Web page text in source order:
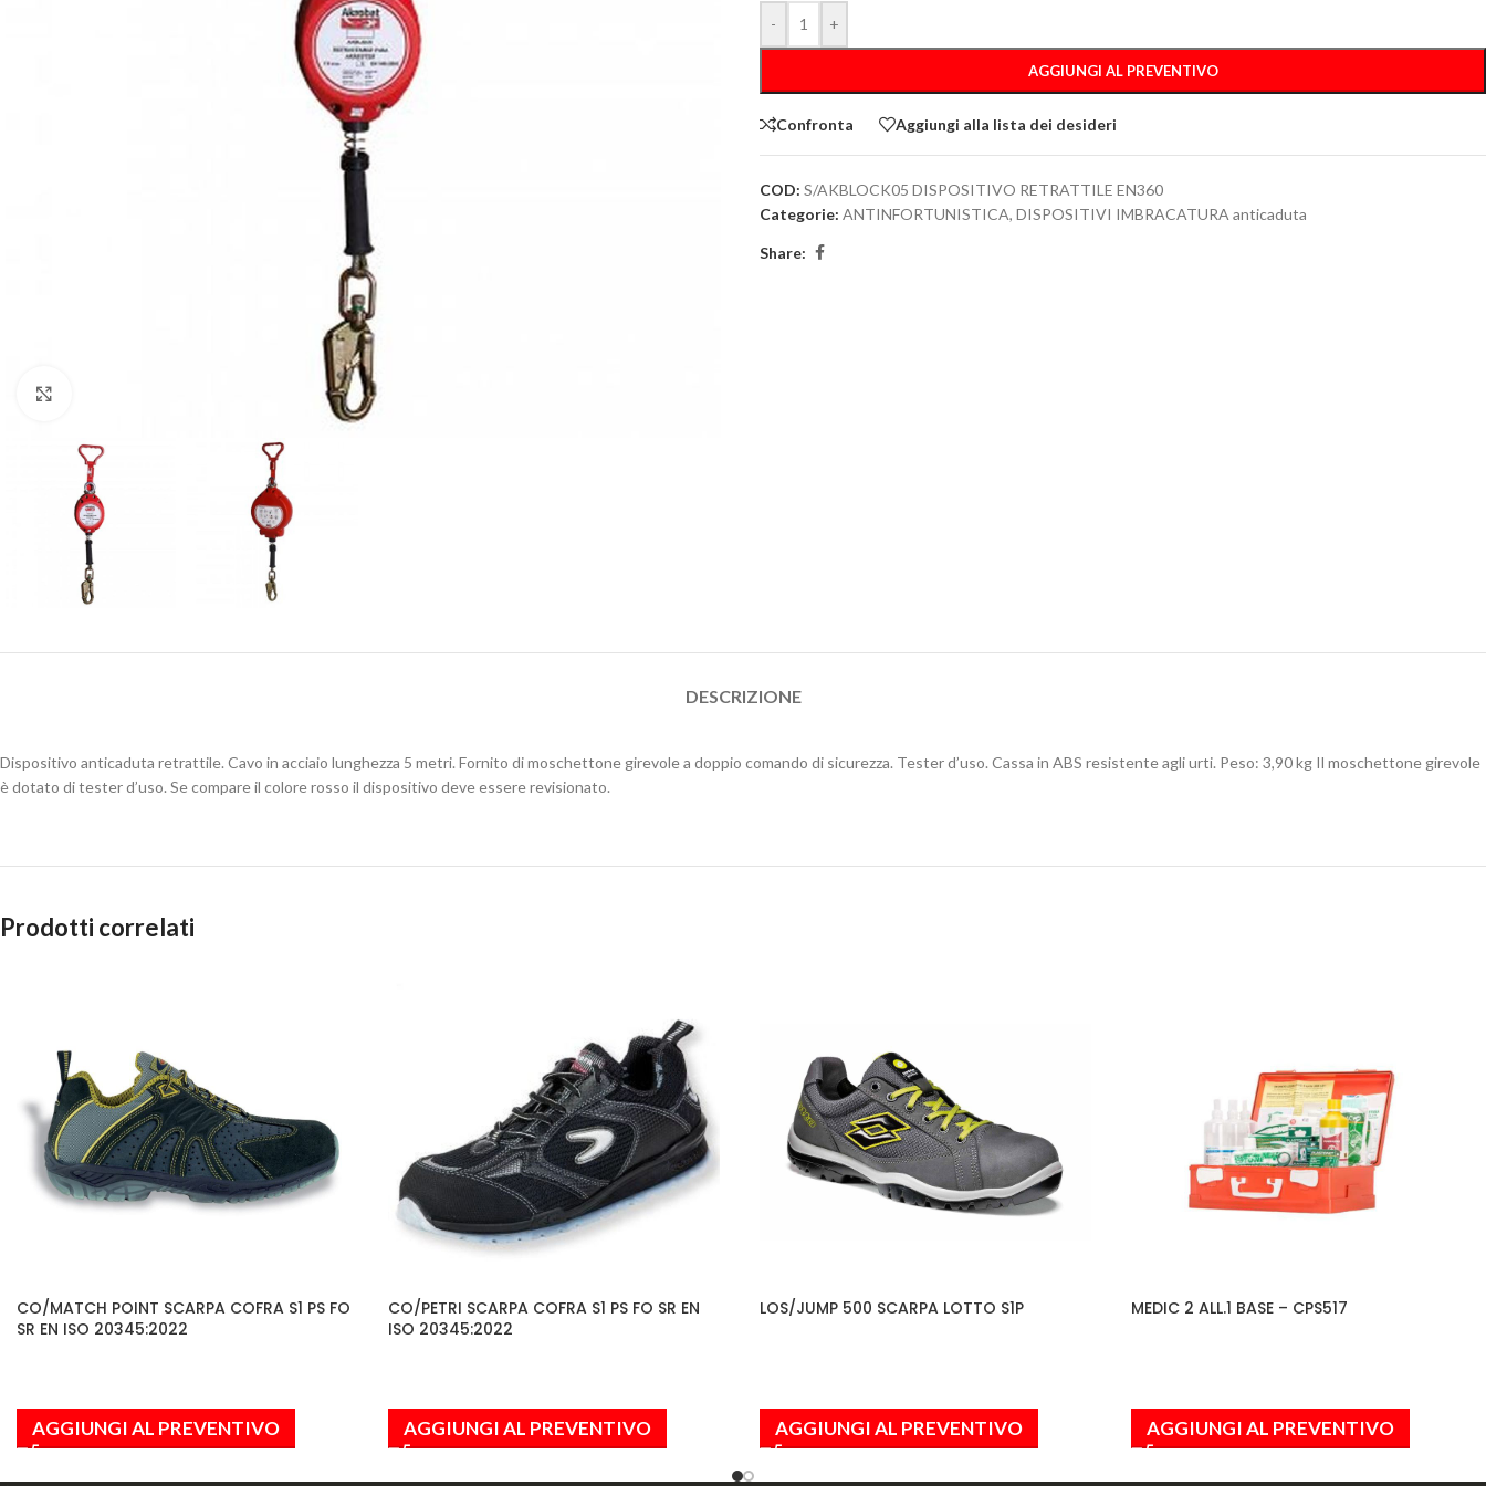
- +
AGGIUNGI AL PREVENTIVO
Confronta Aggiungi alla lista dei desideri
COD: S/AKBLOCK05 DISPOSITIVO RETRATTILE EN360
Categorie: ANTINFORTUNISTICA, DISPOSITIVI IMBRACATURA anticaduta
Share:
DESCRIZIONE
Dispositivo anticaduta retrattile. Cavo in acciaio lunghezza 5 metri. Fornito di moschettone girevole a doppio comando di sicurezza. Tester d’uso. Cassa in ABS resistente agli urti. Peso: 3,90 kg Il moschettone girevole
è dotato di tester d’uso. Se compare il colore rosso il dispositivo deve essere revisionato.
Prodotti correlati
CO/MATCH POINT SCARPA COFRA S1 PS FO
SR EN ISO 20345:2022
AGGIUNGI AL PREVENTIVO
CO/PETRI SCARPA COFRA S1 PS FO SR EN
ISO 20345:2022
AGGIUNGI AL PREVENTIVO
LOS/JUMP 500 SCARPA LOTTO S1P
AGGIUNGI AL PREVENTIVO
MEDIC 2 ALL.1 BASE – CPS517
AGGIUNGI AL PREVENTIVO